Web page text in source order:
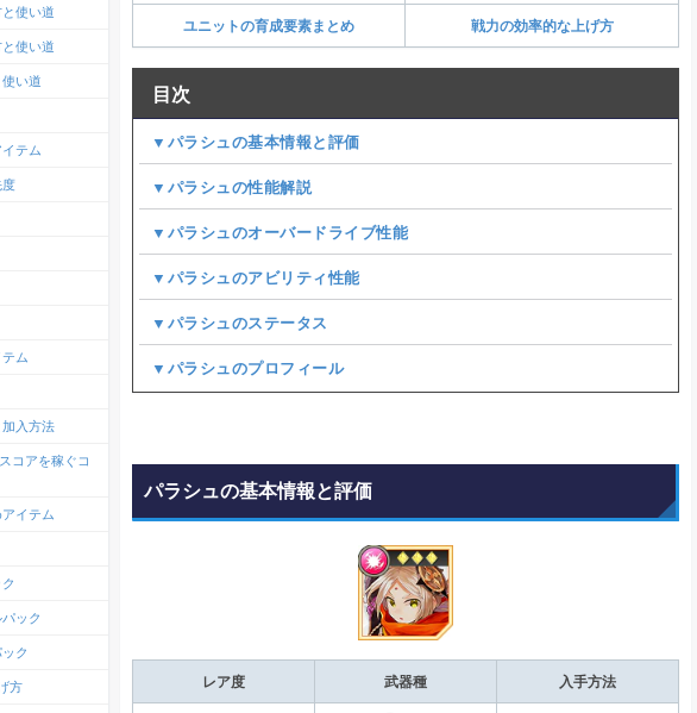
ユニットの育成要素まとめ 戦力の効率的な上げ方
目次
▼パラシュの基本情報と評価
▼パラシュの性能解説
▼パラシュのオーバードライブ性能
▼パラシュのアビリティ性能
▼パラシュのステータス
▼パラシュのプロフィール
パラシュの基本情報と評価
レア度 武器種 入手方法
使い道
使い道
い道
テム
度
ム
入方法
コアを稼ぐコ
イテム
ック
ク
方